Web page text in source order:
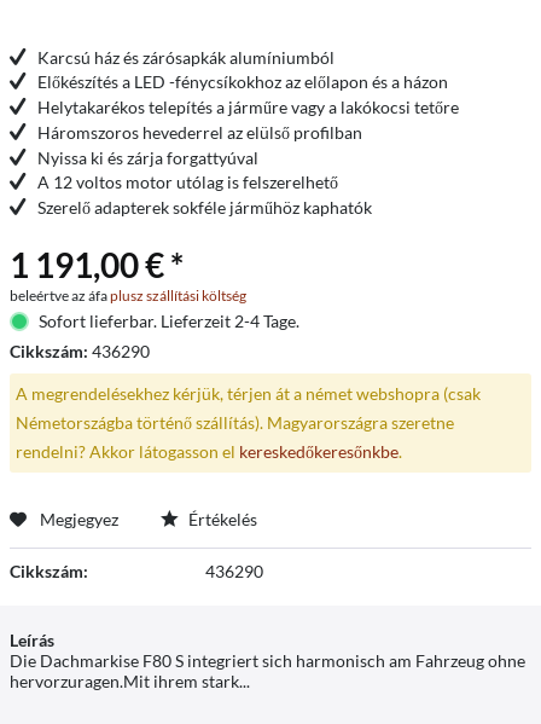
Karcsú ház és zárósapkák alumíniumból
Előkészítés a LED -fénycsíkokhoz az előlapon és a házon
Helytakarékos telepítés a járműre vagy a lakókocsi tetőre
Háromszoros hevederrel az elülső profilban
Nyissa ki és zárja forgattyúval
A 12 voltos motor utólag is felszerelhető
Szerelő adapterek sokféle járműhöz kaphatók
1 191,00 € *
beleértve az áfaplusz szállítási költség
Sofort lieferbar. Lieferzeit 2-4 Tage.
Cikkszám: 436290
A megrendelésekhez kérjük, térjen át a német webshopra (csak
Németországba történő szállítás). Magyarországra szeretne
rendelni? Akkor látogasson el kereskedőkeresőnkbe.
Megjegyez Értékelés
Cikkszám: 436290
Leírás
Die Dachmarkise F80 S integriert sich harmonisch am Fahrzeug ohne
hervorzuragen.Mit ihrem stark...